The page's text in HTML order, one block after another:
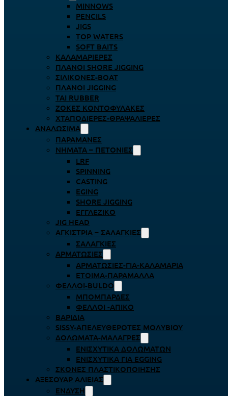
MINNOWS
PENCILS
JIGS
TOP WATERS
SOFT BAITS
ΚΑΛΑΜΑΡΙΈΡΕΣ
ΠΛΆΝΟΙ SHORE JIGGING
ΣΙΛΙΚΌΝΕΣ-BOAT
ΠΛΆΝΟΙ JIGGING
TAI RUBBER
ΖΌΚΕΣ ΚΟΝΤΟΦΎΛΑΚΕΣ
ΧΤΑΠΟΔΙΈΡΕΣ-ΘΡΑΨΑΛΙΈΡΕΣ
ΑΝΑΛΏΣΙΜΑ
ΠΑΡΑΜΆΝΕΣ
ΝΉΜΑΤΑ – ΠΕΤΟΝΙΈΣ
LRF
SPINNING
CASTING
EGING
SHORE JIGGING
ΕΓΓΛΈΖΙΚΟ
JIG HEAD
ΑΓΚΊΣΤΡΙΑ – ΣΑΛΑΓΚΙΈΣ
ΣΑΛΑΓΚΙΈΣ
ΑΡΜΑΤΩΣΙΈΣ
ΑΡΜΑΤΩΣΙΈΣ-ΓΙΑ-ΚΑΛΑΜΆΡΙΑ
ΈΤΟΙΜΑ-ΠΑΡΆΜΑΛΛΑ
ΦΕΛΛΟΊ-BULDO
ΜΠΟΜΠΆΡΔΕΣ
ΦΕΛΛΟΊ -ΑΠΊΚΟ
ΒΑΡΊΔΙΑ
SISSY-ΑΠΕΛΕΥΘΕΡΟΤΈΣ ΜΟΛΥΒΙΟΎ
ΔΟΛΏΜΑΤΑ-ΜΑΛΆΓΡΕΣ
ΕΝΙΣΧΥΤΙΚΆ ΔΟΛΩΜΆΤΩΝ
ΕΝΙΣΧΥΤΙΚΆ ΓΙΑ EGGING
ΣΚΌΝΕΣ ΠΛΑΣΤΙΚΟΠΟΊΗΣΗΣ
ΑΞΕΣΟΥΆΡ ΑΛΙΕΊΑΣ
ΈΝΔΥΣΗ